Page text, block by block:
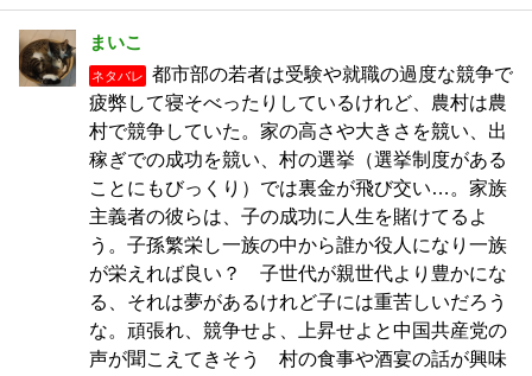
まいこ
ネタバレ
都市部の若者は受験や就職の過度な競争で
疲弊して寝そべったりしているけれど、農村は農
村で競争していた。家の高さや大きさを競い、出
稼ぎでの成功を競い、村の選挙（選挙制度がある
ことにもびっくり）では裏金が飛び交い…。家族
主義者の彼らは、子の成功に人生を賭けてるよ
う。子孫繁栄し一族の中から誰か役人になり一族
が栄えれば良い？ 子世代が親世代より豊かにな
る、それは夢があるけれど子には重苦しいだろう
な。頑張れ、競争せよ、上昇せよと中国共産党の
声が聞こえてきそう 村の食事や酒宴の話が興味